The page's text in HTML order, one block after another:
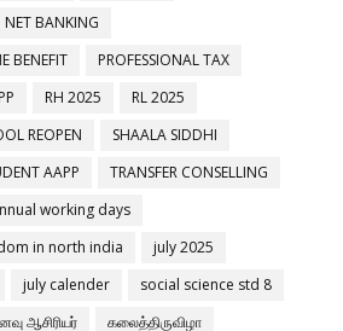
NET BANKING
BENEFIT
PROFESSIONAL TAX
RH 2025
RL 2025
REOPEN
SHAALA SIDDHI
AAPP
TRANSFER CONSELLING
working days
in north india
july 2025
july calender
social science std 8
ஆசிரியர் கலைத்திருவிழா